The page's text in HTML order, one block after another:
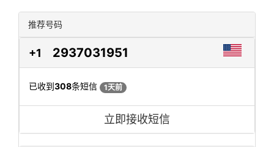
推荐号码
+1 2937031951
已收到308条短信 1天前
立即接收短信